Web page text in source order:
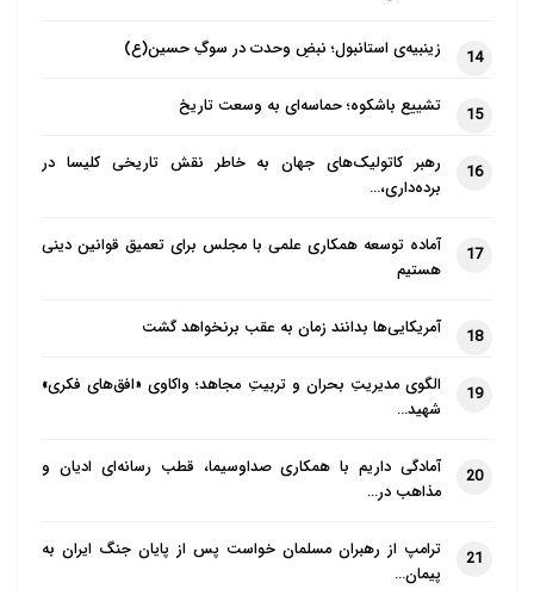
14 زینبیه‌ی استانبول؛ نبضِ وحدت در سوگِ حسین(ع)
15 تشییع باشکوه؛ حماسه‌ای به وسعت تاریخ
16
رهبر کاتولیک‌های جهان به خاطر نقش تاریخی کلیسا در
برده‌داری،…
17
آماده توسعه همکاری علمی با مجلس برای تعمیق قوانین دینی
هستیم
18 آمریکایی‌ها بدانند زمان به عقب برنخواهد گشت
19
الگوی مدیریتِ بحران و تربیتِ مجاهد؛ واکاوی «افق‌های فکری»
شهید…
20
آمادگی داریم با همکاری صداوسیما، قطب رسانه‌ای ادیان و
مذاهب در…
21
ترامپ از رهبران مسلمان خواست پس از پایان جنگ ایران به
پیمان…